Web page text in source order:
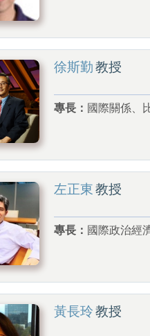
徐斯勤教授
專長： 國際關係、
左正東教授
專長： 國際政治經
黃長玲教授